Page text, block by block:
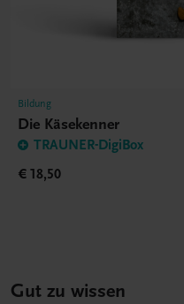
Bildung
Die Käsekenner
TRAUNER-DigiBox
€ 18,50
Gut zu wissen